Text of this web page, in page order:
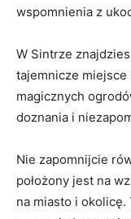
wspomnienia z
W Sintrze
tajemnicze miejsce
magicznych
doznania i
Nie zapomnijcie
położony jest na
na miasto i